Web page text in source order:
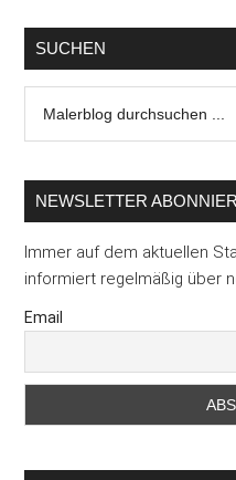
SUCHEN
durchsuchen
NEWSLETTER
Immer auf dem aktuellen
informiert regelmäßig über
Email